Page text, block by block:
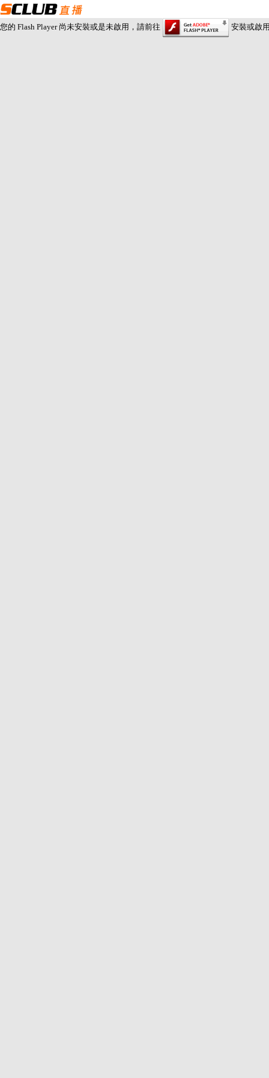
您的 Flash Player 尚未安裝或是未啟用，請前往 安裝或啟